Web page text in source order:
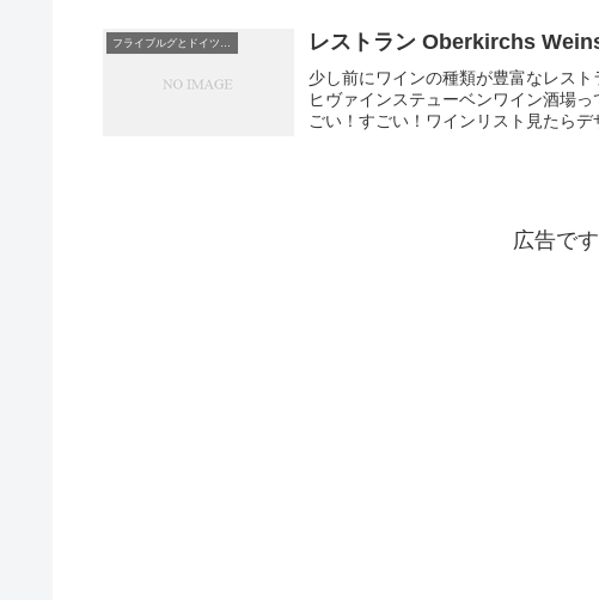
フライブルグとドイツグルメ レストラン Oberkirchs
少し前にワインの種類が豊富なレス
ヒヴァインステューベンワイン酒場
ごい！すごい！ワインリスト見たら
広告です